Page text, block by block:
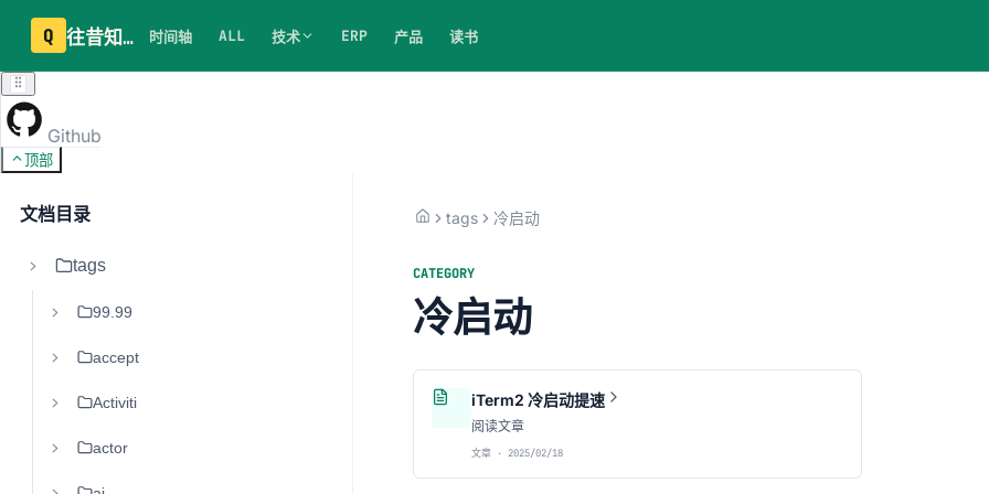
Q 往昔知识库 时间轴 ALL 技术 ERP 产品 读书
Github
顶部
文档目录
tags
99.99
accept
Activiti
actor
tags 冷启动
CATEGORY
冷启动
iTerm2 冷启动提速
阅读文章
文章 · 2025/02/18